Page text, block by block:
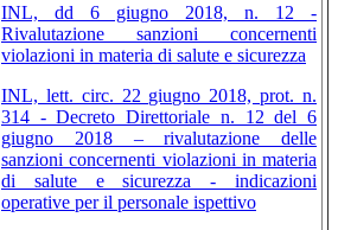
INL, dd 6 giugno 2018, n. 12 -
Rivalutazione sanzioni concernenti
violazioni in materia di salute e sicurezza
INL, lett. circ. 22 giugno 2018, prot. n.
314 - Decreto Direttoriale n. 12 del 6
giugno 2018 – rivalutazione delle
sanzioni concernenti violazioni in materia
di salute e sicurezza - indicazioni
operative per il personale ispettivo